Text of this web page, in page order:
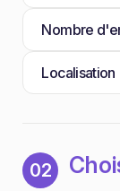
Nombre
Localisation
02